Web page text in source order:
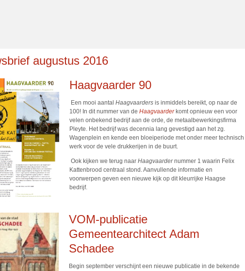
augustus 2016
Haagvaarder 90
Een mooi aantal Haagvaarders is inmiddels bereikt, op naar de
100! In dit nummer van de Haagvaarder komt opnieuw een voor
velen onbekend bedrijf aan de orde, de metaalbewerkingsfirma
Pleyte. Het bedrijf was decennia lang gevestigd aan het zg.
Wagenplein en kende een bloeiperiode met onder meer technisch
werk voor de vele drukkerijen in de buurt.
Ook kijken we terug naar Haagvaardernummer 1 waarin Felix
Kattenbrood centraal stond. Aanvullende informatie en
voorwerpen geven een nieuwe kijk op dit kleurrijke Haagse
bedrijf.
VOM-publicatie
Gemeentearchitect Adam
Schadee
Begin september verschijnt een nieuwe publicatie in de bekende